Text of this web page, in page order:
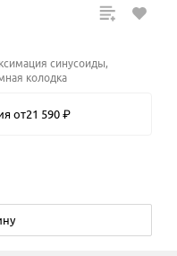
синусоиды,
колодка
от21 590 ₽